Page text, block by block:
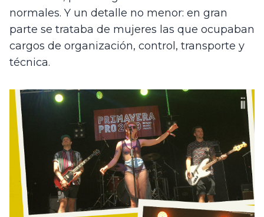
normales. Y un detalle no menor: en gran
parte se trataba de mujeres las que ocupaban
cargos de organización, control, transporte y
técnica.